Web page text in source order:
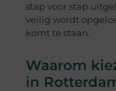
stap voor stap
veilig wordt
komt te staan.
Waarom
in